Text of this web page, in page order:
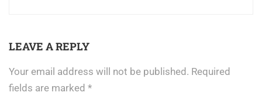
LEAVE A REPLY
Your email address will not be published. Required
fields are marked *